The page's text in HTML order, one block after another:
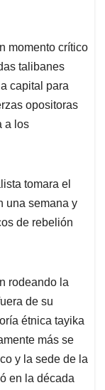
momento crítico
talibanes
capital para
opositoras
a los
tomara el
una semana y
de rebelión
rodeando la
de su
étnica tayika
más se
y la sede de la
en la década